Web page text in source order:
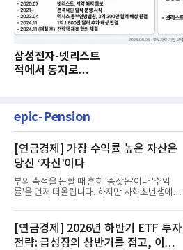
삼성전자-넷리스트
적에서 동지로…
epic-Pension
[연금경제] 가장 수익률 높은 자산은
당신 ‘자신’이다
부의 축적을 논할 때 흔히 '종잣돈'이나 '수익
률'을 먼저 떠올립니다. 하지만 사회초년생에게
[연금경제] 2026년 하반기 ETF 투자
전략: 급성장의 상반기를 접고, 이제